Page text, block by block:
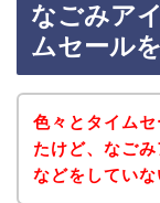
なごみア
ムセール
色々とタイム
たけど、なご
などをしていな